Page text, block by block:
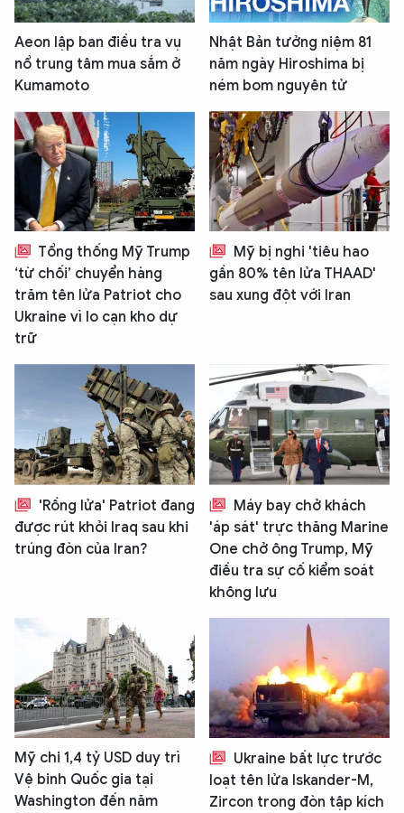
Aeon lập ban điều tra vụ
nổ trung tâm mua sắm ở
Kumamoto
Nhật Bản tưởng niệm 81
năm ngày Hiroshima bị
ném bom nguyên tử
Tổng thống Mỹ Trump
‘từ chối’ chuyển hàng
trăm tên lửa Patriot cho
Ukraine vì lo cạn kho dự
trữ
Mỹ bị nghi 'tiêu hao
gần 80% tên lửa THAAD'
sau xung đột với Iran
'Rồng lửa' Patriot đang
được rút khỏi Iraq sau khi
trúng đòn của Iran?
Máy bay chở khách
'áp sát' trực thăng Marine
One chở ông Trump, Mỹ
điều tra sự cố kiểm soát
không lưu
Mỹ chi 1,4 tỷ USD duy trì
Vệ binh Quốc gia tại
Washington đến năm
Ukraine bất lực trước
loạt tên lửa Iskander-M,
Zircon trong đòn tập kích